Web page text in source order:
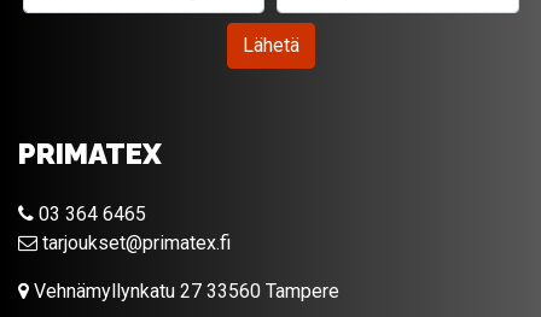
Lähetä
PRIMATEX
03 364 6465
tarjoukset@primatex.fi
Vehnämyllynkatu 27 33560 Tampere